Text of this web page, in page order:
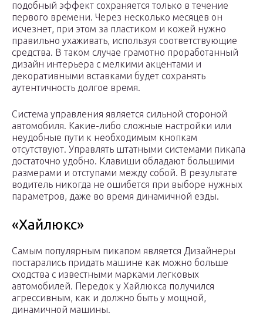
подобный эффект сохраняется только в течение
первого времени. Через несколько месяцев он
исчезнет, при этом за пластиком и кожей нужно
правильно ухаживать, используя соответствующие
средства. В таком случае грамотно проработанный
дизайн интерьера с мелкими акцентами и
декоративными вставками будет сохранять
аутентичность долгое время.
Система управления является сильной стороной
автомобиля. Какие-либо сложные настройки или
неудобные пути к необходимым кнопкам
отсутствуют. Управлять штатными системами пикапа
достаточно удобно. Клавиши обладают большими
размерами и отступами между собой. В результате
водитель никогда не ошибется при выборе нужных
параметров, даже во время динамичной езды.
«Хайлюкс»
Самым популярным пикапом является Дизайнеры
постарались придать машине как можно больше
сходства с известными марками легковых
автомобилей. Передок у Хайлюкса получился
агрессивным, как и должно быть у мощной,
динамичной машины.